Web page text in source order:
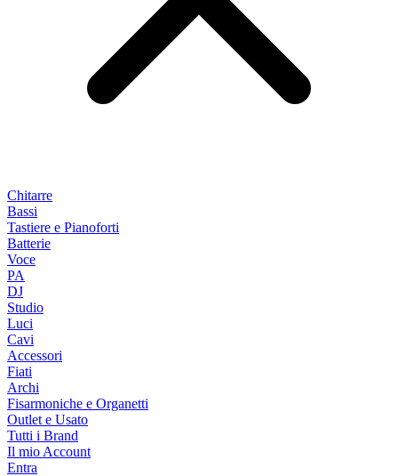
Chitarre
Bassi
Tastiere e Pianoforti
Batterie
Voce
PA
DJ
Studio
Luci
Cavi
Accessori
Fiati
Archi
Fisarmoniche e Organetti
Outlet e Usato
Tutti i Brand
Il mio Account
Entra